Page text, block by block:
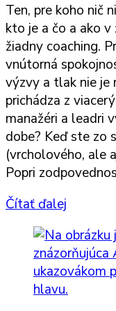
Ten, pre koho nič
kto je a čo a ako
žiadny coaching.
vnútorná
výzvy a tlak nie je
prichádza z
manažéri a leadri
dobe? Keď ste zo
(vrcholového, ale
Popri
Čítať ďalej